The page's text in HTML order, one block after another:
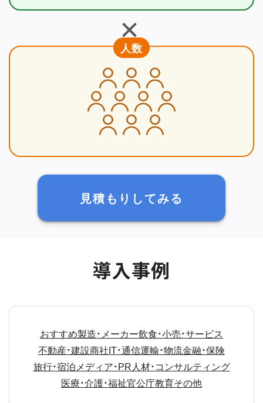
＋
人数
見積もりしてみる
導入事例
おすすめ製造・メーカー飲食・小売・サービス
不動産・建設商社IT・通信運輸・物流金融・保険
旅行・宿泊 メディア・PR人材・コンサルティング
医療・介護・福祉官公庁教育その他